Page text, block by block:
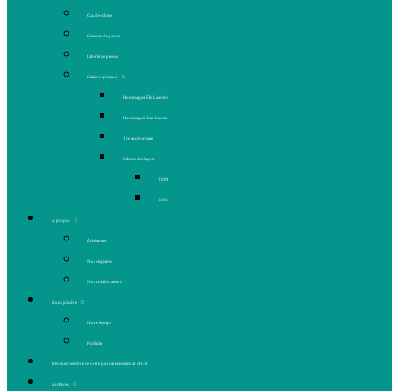
Gaz de schiste
Femmes de parole
Liberté de presse
Cahiers spéciaux
Hommage à Élie Laroche
Hommage à Jean Laurin
10e anniversaire
Cahiers du Japon
2004
2005
À propos
Échéancier
Nos stagiaires
Nos collaborateurs
Nous joindre
Notre équipe
Publicité
Devenez membre de votre journal et assistez à l’AGA
Archives